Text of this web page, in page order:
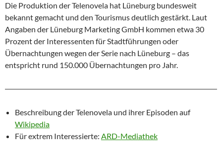
Die Produktion der Telenovela hat Lüneburg bundesweit
bekannt gemacht und den Tourismus deutlich gestärkt. Laut
Angaben der Lüneburg Marketing GmbH kommen etwa 30
Prozent der Interessenten für Stadtführungen oder
Übernachtungen wegen der Serie nach Lüneburg – das
entspricht rund 150.000 Übernachtungen pro Jahr.
Beschreibung der Telenovela und ihrer Episoden auf
Wikipedia
Für extrem Interessierte: ARD-Mediathek